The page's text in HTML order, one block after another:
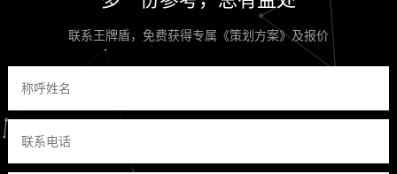
联系王牌盾，免费获得专属《策划方案》及报价